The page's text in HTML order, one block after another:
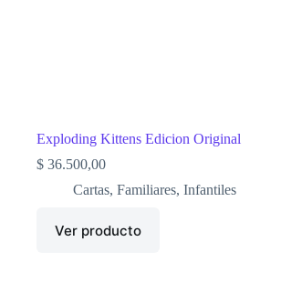
Exploding Kittens Edicion Original
$ 36.500,00
Cartas, Familiares, Infantiles
Ver producto